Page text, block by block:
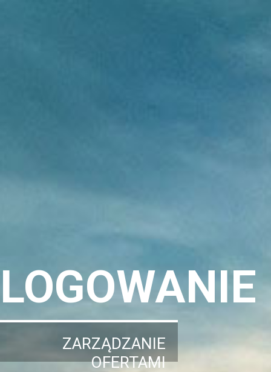
LOGOWANIE
ZARZĄDZANIE
OFERTAMI